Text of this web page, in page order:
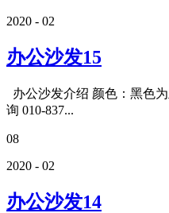
2020 - 02
办公沙发15
办公沙发介绍 颜色：黑色
询 010-837...
08
2020 - 02
办公沙发14